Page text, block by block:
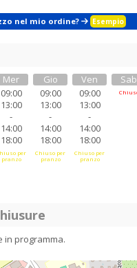
nel mio ordine? Esempio
Mer
09:00
13:00
-
14:00
18:00
per
pranzo
Gio
09:00
13:00
-
14:00
18:00
Chiuso per
pranzo
Ven
09:00
13:00
-
14:00
18:00
Chiuso per
pranzo
Sab
in programma.